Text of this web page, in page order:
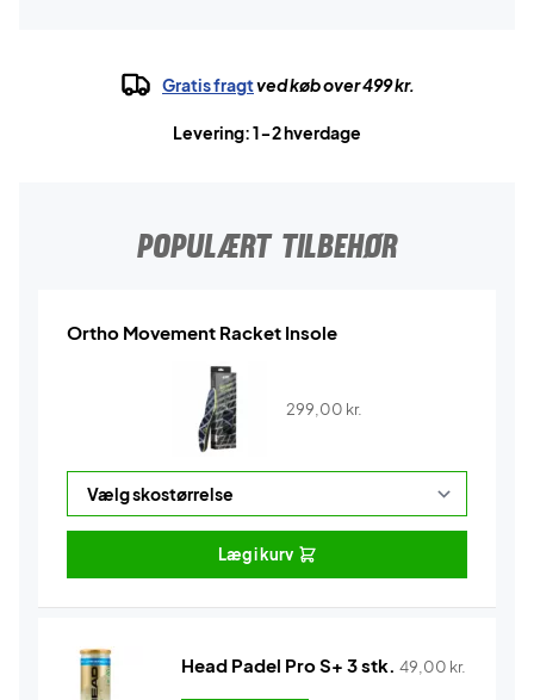
Gratis fragtved køb over 499 kr.
Levering: 1-2 hverdage
POPULÆRT TILBEHØR
Ortho Movement Racket Insole
299,00 kr.
Læg i kurv
Head Padel Pro S+ 3 stk. 49,00 kr.